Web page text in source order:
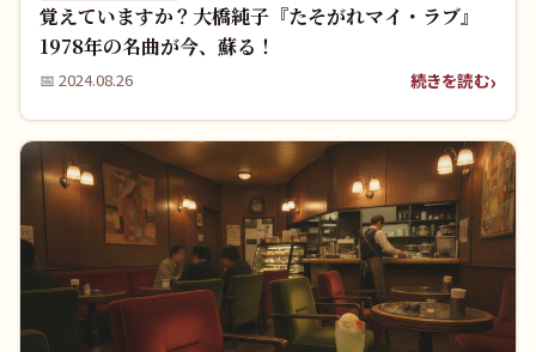
覚えていますか？大橋純子『たそがれマイ・ラブ』
1978年の名曲が今、蘇る！
📅 2024.08.26 続きを読む